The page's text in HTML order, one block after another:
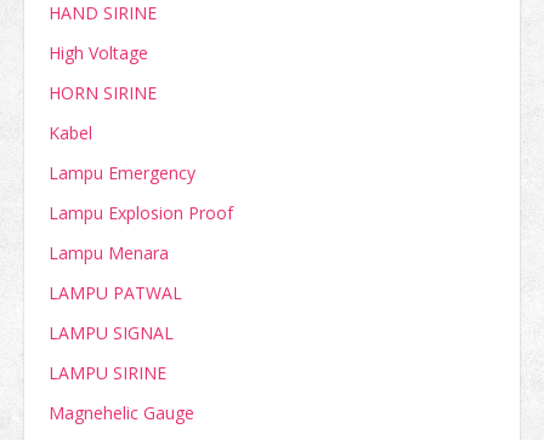
HAND SIRINE
High Voltage
HORN SIRINE
Kabel
Lampu Emergency
Lampu Explosion Proof
Lampu Menara
LAMPU PATWAL
LAMPU SIGNAL
LAMPU SIRINE
Magnehelic Gauge